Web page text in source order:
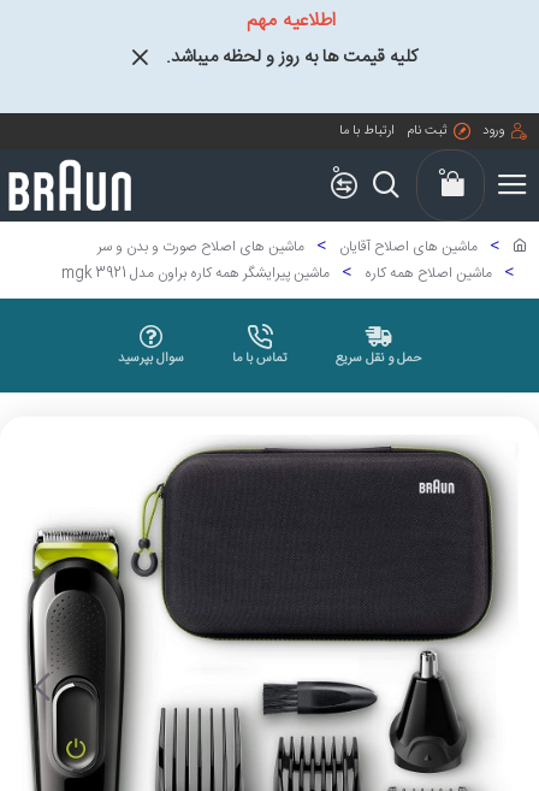
اطلاعیه مهم
کلیه قیمت ها به روز و لحظه میباشد.
ورود ثبت نام ارتباط با ما
0 0
ماشین های اصلاح آقایان
ماشین های اصلاح صورت و بدن و سر
ماشین اصلاح همه کاره
ماشین پیرایشگر همه کاره براون مدل mgk 3921
حمل و نقل سریع تماس با ما سوال بپرسید